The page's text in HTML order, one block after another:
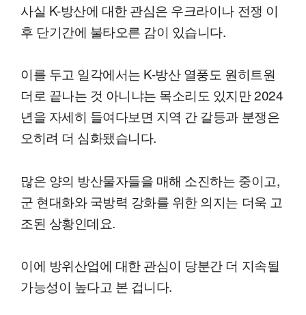
사실 K-방산에 대한 관심은 우크라이나 전쟁 이
후 단기간에 불타오른 감이 있습니다.
이를 두고 일각에서는 K-방산 열풍도 원히트원
더로 끝나는 것 아니냐는 목소리도 있지만 2024
년을 자세히 들여다보면 지역 간 갈등과 분쟁은
오히려 더 심화됐습니다.
많은 양의 방산물자들을 매해 소진하는 중이고,
군 현대화와 국방력 강화를 위한 의지는 더욱 고
조된 상황인데요.
이에 방위산업에 대한 관심이 당분간 더 지속될
가능성이 높다고 본 겁니다.